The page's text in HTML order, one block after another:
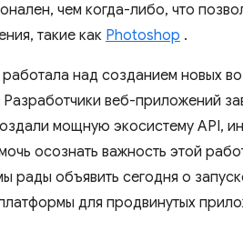
чем когда-либо, что
такие как Photoshop .
над созданием новых
веб-приложений
мощную экосистему API,
осознать важность этой
рады объявить сегодня о
для продвинутых